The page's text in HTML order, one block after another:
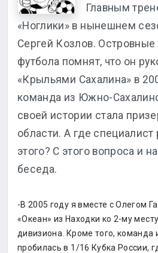
Главным
«Ноглики» в нынешнем
Сергей Козлов.
футбола помнят, что он
«Крыльями Сахалина» в
команда из Южно-
своей истории стала
области. А где специалист
этого? С этого вопроса и
беседа.
-В 2005 году я вместе с Олегом
«Океан» из Находки ко 2-му месту
дивизиона. Кроме того, команда
пробилась в 1/16 Кубка России,